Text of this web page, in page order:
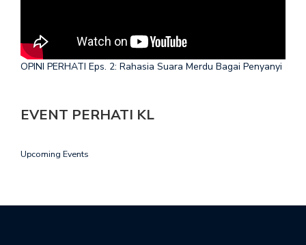
OPINI PERHATI Eps. 2: Rahasia Suara Merdu Bagai Penyanyi
EVENT PERHATI KL
Upcoming Events